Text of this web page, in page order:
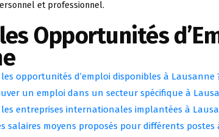
et professionnel.
les Opportunités
opportunités d’emploi disponibles à Lausanne
un emploi dans un secteur spécifique à
entreprises internationales implantées à
salaires moyens proposés pour différents postes